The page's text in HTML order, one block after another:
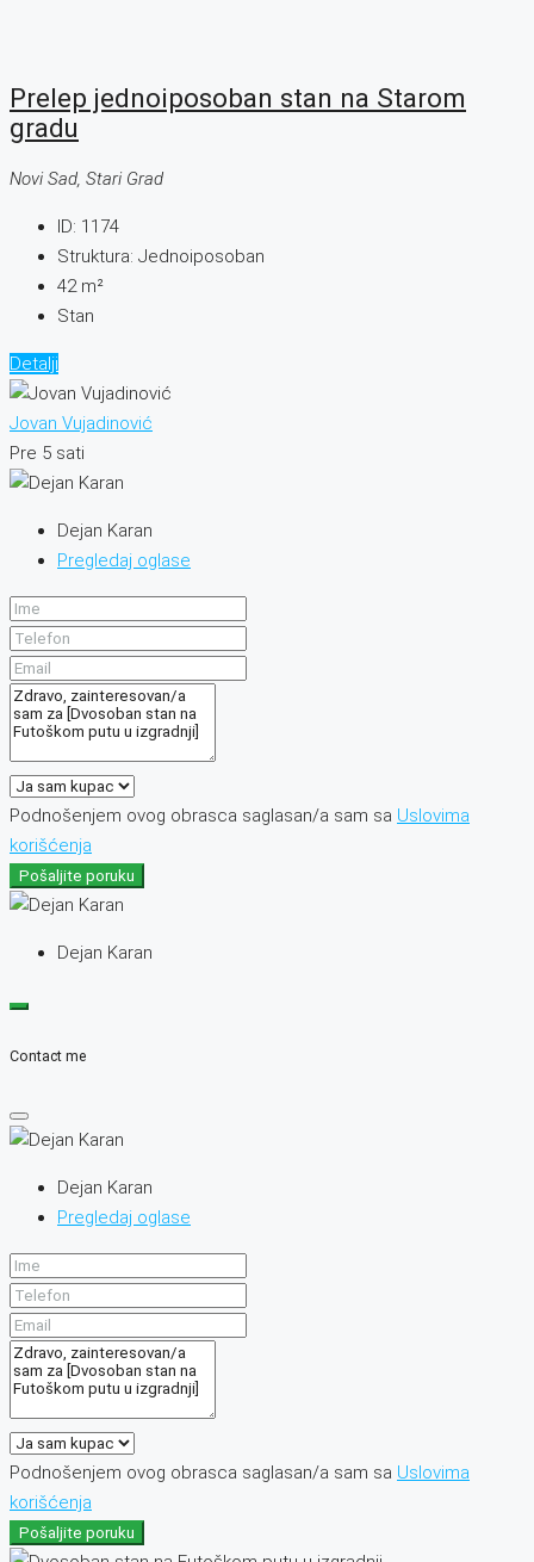
Prelep jednoiposoban stan na Starom
gradu
Novi Sad, Stari Grad
ID: 1174
Struktura: Jednoiposoban
42 m²
Stan
Detalji
Jovan Vujadinović
Pre 5 sati
Dejan Karan
Pregledaj oglase
Podnošenjem ovog obrasca saglasan/a sam sa Uslovima
korišćenja
Pošaljite poruku
Dejan Karan
Contact me
Dejan Karan
Pregledaj oglase
Podnošenjem ovog obrasca saglasan/a sam sa Uslovima
korišćenja
Pošaljite poruku